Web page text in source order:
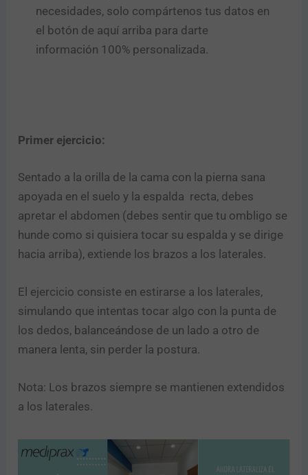
necesidades, solo compártenos tus datos en
el botón de aquí arriba para darte
información 100% personalizada.
Primer ejercicio:
Sentado a la orilla de la cama con la pierna sana
apoyada en el suelo y la espalda recta, debes
apretar el abdomen (debes sentir que tu ombligo se
hunde como si quisiera tocar su espalda y se dirige
hacia arriba), extiende los brazos a los laterales.
El ejercicio consiste en estirarse a los laterales,
simulando que intentas tocar algo con la punta de
los dedos, balanceándose de un lado a otro de
manera lenta, sin perder la postura.
Nota: Los brazos siempre se mantienen extendidos
a los laterales.